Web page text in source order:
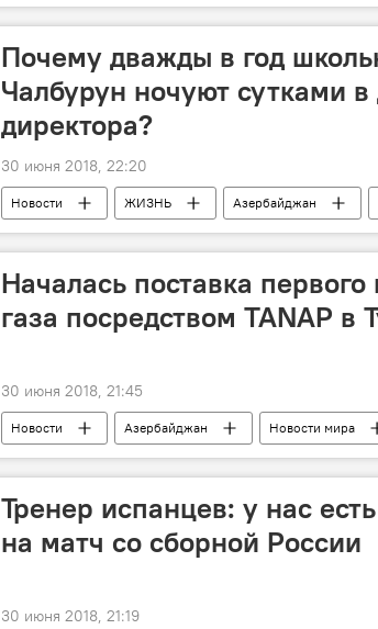
групповой чат
информация организация
Почему дважды в год
Чалбурун ночуют сутками
директора?
30 июня 2018, 22:20
Новости ЖИЗНЬ Азербайджан
Село
Восстановление строительство
Началась поставка
газа посредством TANAP в
30 июня 2018, 21:45
Новости Азербайджан Новости мира
Поставка
прокачка газа Европа
Тренер испанцев: у нас
на матч со сборной России
30 июня 2018, 21:19